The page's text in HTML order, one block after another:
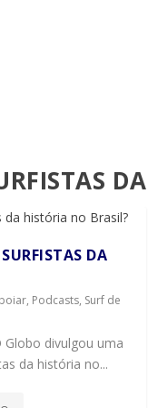
DA
, Podcasts, Surf de
divulgou uma
da história no...